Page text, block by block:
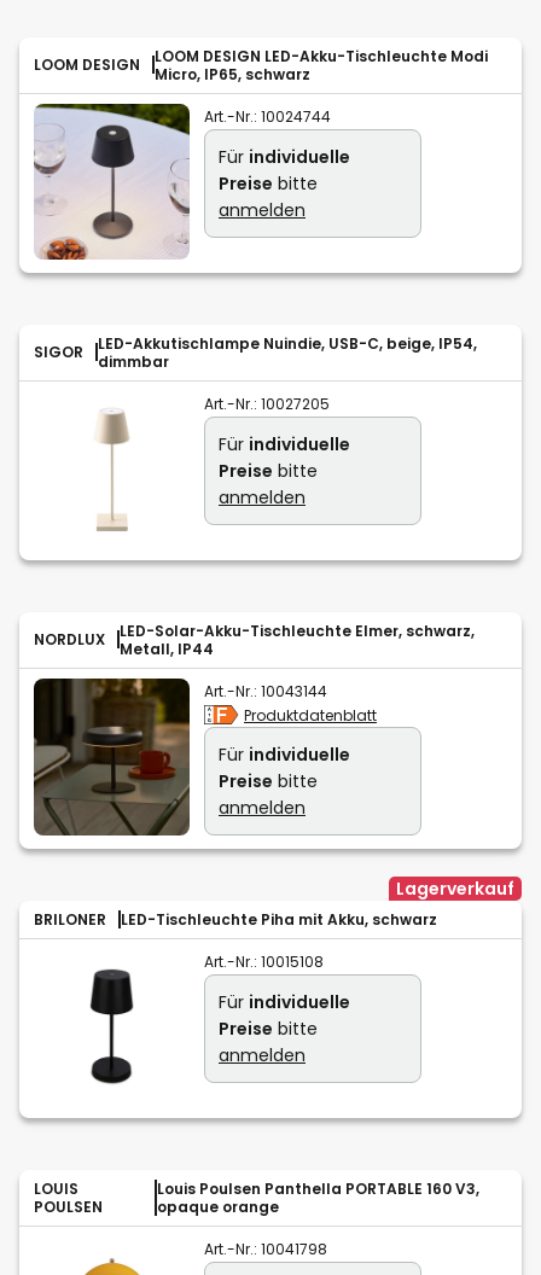
LOOM DESIGN
LOOM DESIGN LED-Akku-Tischleuchte Modi
Micro, IP65, schwarz
Art.-Nr.: 10024744
Für individuelle
Preise bitte
anmelden
SIGOR
LED-Akkutischlampe Nuindie, USB-C, beige, IP54,
dimmbar
Art.-Nr.: 10027205
Für individuelle
Preise bitte
anmelden
NORDLUX
LED-Solar-Akku-Tischleuchte Elmer, schwarz,
Metall, IP44
Art.-Nr.: 10043144
Produktdatenblatt
Für individuelle
Preise bitte
anmelden
BRILONER LED-Tischleuchte Piha mit Akku, schwarz
Lagerverkauf
Art.-Nr.: 10015108
Für individuelle
Preise bitte
anmelden
LOUIS
POULSEN
Louis Poulsen Panthella PORTABLE 160 V3,
opaque orange
Art.-Nr.: 10041798